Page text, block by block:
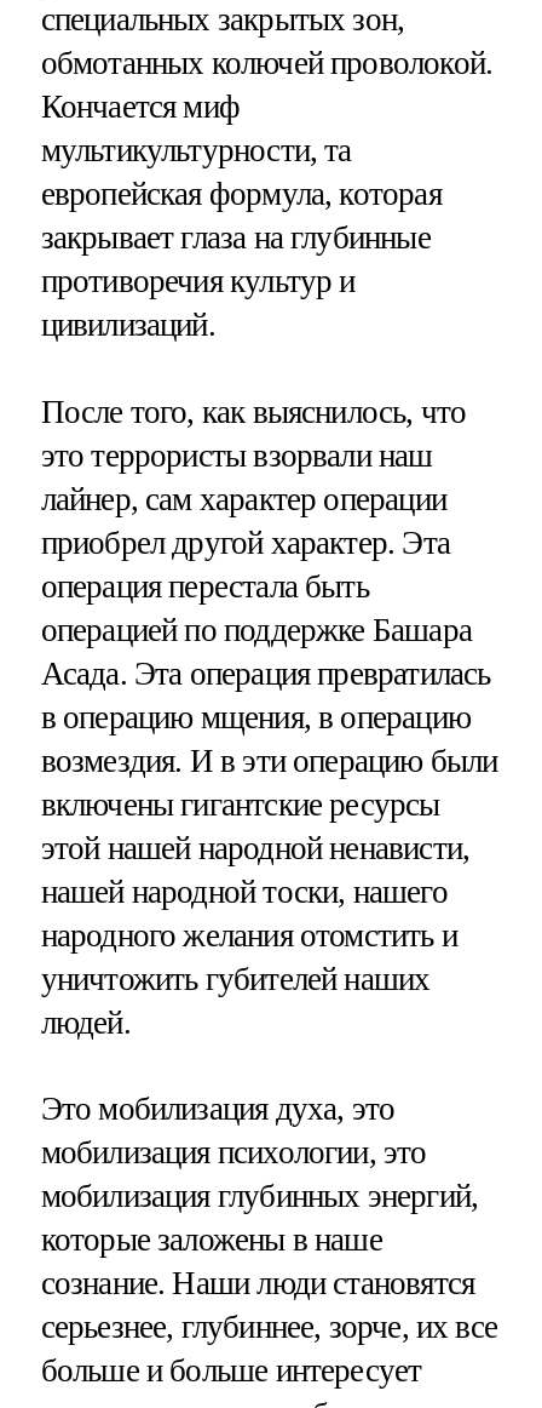
специальных закрытых зон,
обмотанных колючей проволокой.
Кончается миф
мультикультурности, та
европейская формула, которая
закрывает глаза на глубинные
противоречия культур и
цивилизаций.
После того, как выяснилось, что
это террористы взорвали наш
лайнер, сам характер операции
приобрел другой характер. Эта
операция перестала быть
операцией по поддержке Башара
Асада. Эта операция превратилась
в операцию мщения, в операцию
возмездия. И в эти операцию были
включены гигантские ресурсы
этой нашей народной ненависти,
нашей народной тоски, нашего
народного желания отомстить и
уничтожить губителей наших
людей.
Это мобилизация духа, это
мобилизация психологии, это
мобилизация глубинных энергий,
которые заложены в наше
сознание. Наши люди становятся
серьезнее, глубиннее, зорче, их все
больше и больше интересует